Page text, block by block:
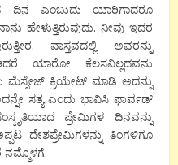
ದಿನ ಎಂಬುದು ಯಾರಿಗಾದರೂ
ಹೇಳುತ್ತಿರುವುದು. ನೀವು ಇದರ
ವಾಸ್ತವದಲ್ಲಿ ಅವರನ್ನು
ಆದರೆ ಯಾರೋ ಕೆಲಸವಿಲ್ಲದವನು
ಮೆಸ್ಸೇಜ್ ಕ್ರಿಯೇಟ್ ಮಾಡಿ ಅದನ್ನು
ಸತ್ಯ ಎಂದು ಭಾವಿಸಿ ಫಾರ್ವಡ್
ಪ್ರೇಮಿಗಳ ದಿನವನ್ನು
ದೇಶಪ್ರೇಮಿಗಳನ್ನು ತಿಂಗಳಿಗೂ
ನಮ್ಮೊಳಗೆ.